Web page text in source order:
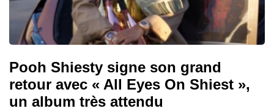
Pooh Shiesty signe son grand
retour avec « All Eyes On Shiest »,
un album très attendu